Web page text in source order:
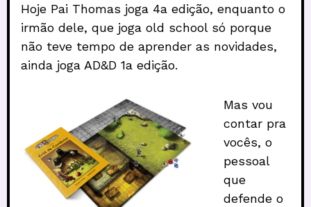
Hoje Pai Thomas joga 4a edição, enquanto o
irmão dele, que joga old school só porque
não teve tempo de aprender as novidades,
ainda joga AD&D 1a edição.
Mas vou
contar pra
vocês, o
pessoal
que
defende o